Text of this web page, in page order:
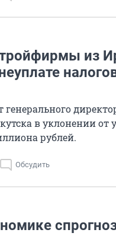
из
генерального
в уклонении от
рублей.
Обсудить